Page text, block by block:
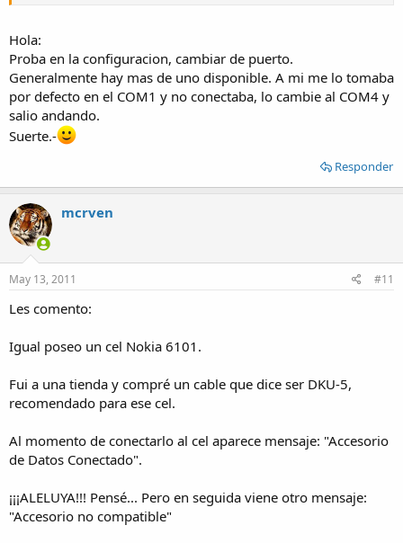
baje el programa de nokia pc suite o algo asi, trate y retrate.
pero nada.
la pc no lo ve.
si hay algun trukito me pueden avisar .
gracias
Hola:
Proba en la configuracion, cambiar de puerto.
Generalmente hay mas de uno disponible. A mi me lo tomaba
por defecto en el COM1 y no conectaba, lo cambie al COM4 y
salio andando.
Suerte.-
Responder
mcrven
May 13, 2011 #11
Les comento:
Igual poseo un cel Nokia 6101.
Fui a una tienda y compré un cable que dice ser DKU-5,
recomendado para ese cel.
Al momento de conectarlo al cel aparece mensaje: "Accesorio
de Datos Conectado".
¡¡¡ALELUYA!!! Pensé... Pero en seguida viene otro mensaje:
"Accesorio no compatible"